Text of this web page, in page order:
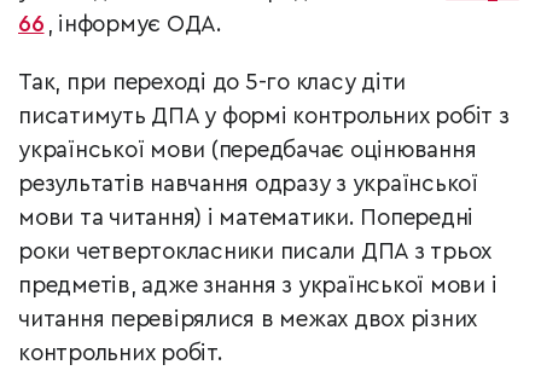
66 , інформує ОДА.
Так, при переході до 5-го класу діти
писатимуть ДПА у формі контрольних робіт з
української мови (передбачає оцінювання
результатів навчання одразу з української
мови та читання) і математики. Попередні
роки четвертокласники писали ДПА з трьох
предметів, адже знання з української мови і
читання перевірялися в межах двох різних
контрольних робіт.